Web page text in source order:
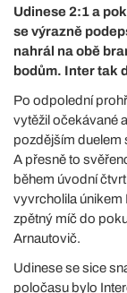
Udinese 2:1 a
se výrazně
nahrál na obě
bodům. Inter tak
Po odpolední
vytěžil očekávané
pozdějším duelem
A přesně to
během úvodní
vyvrcholila únikem
zpětný míč do
Arnautovič.
Udinese se sice
poločasu bylo